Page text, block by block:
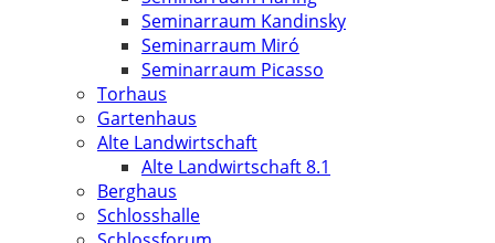
Seminarraum Kandinsky
Seminarraum Miró
Seminarraum Picasso
Torhaus
Gartenhaus
Alte Landwirtschaft
Alte Landwirtschaft 8.1
Berghaus
Schlosshalle